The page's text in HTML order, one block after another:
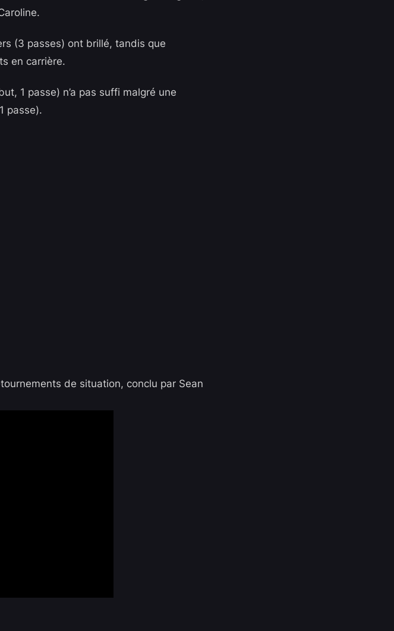
(3 passes) ont brillé, tandis que
en carrière.
1 passe) n’a pas suffi malgré une
passe).
de situation, conclu par Sean